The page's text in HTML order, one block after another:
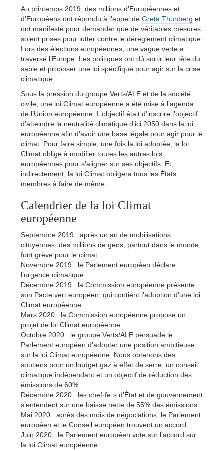
Au printemps 2019, des millions d’Européennes et
d’Européens ont répondu à l’appel de Greta Thunberg et
ont manifesté pour demander que de véritables mesures
soient prises pour lutter contre le dérèglement climatique.
Lors des élections européennes, une vague verte a
traversé l’Europe. Les politiques ont dû sortir leur tête du
sable et proposer une loi spécifique pour agir sur la crise
climatique.
Sous la pression du groupe Verts/ALE et de la société
civile, une loi Climat européenne a été mise à l’agenda
de l’Union européenne. L’objectif était d’inscrire l’objectif
d’atteindre la neutralité climatique d’ici 2050 dans la loi
européenne afin d’avoir une base légale pour agir pour le
climat. Pour faire simple, une fois la loi adoptée, la loi
Climat oblige à modifier toutes les autres lois
européennes pour s’aligner sur ses objectifs. Et,
indirectement, la loi Climat obligera tous les États
membres à faire de même.
Calendrier de la loi Climat
européenne
Septembre 2019 : après un an de mobilisations
citoyennes, des millions de gens, partout dans le monde,
font grève pour le climat
Novembre 2019 : le Parlement européen déclare
l’urgence climatique
Décembre 2019 : la Commission européenne présente
son Pacte vert européen, qui contient l’adoption d’une loi
Climat européenne
Mars 2020 : la Commission européenne propose un
projet de loi Climat européenne
Octobre 2020 : le groupe Verts/ALE persuade le
Parlement européen d’adopter une position ambitieuse
sur la loi Climat européenne. Nous obtenons des
soutiens pour un budget gaz à effet de serre, un conseil
climatique indépendant et un objectif de réduction des
émissions de 60%.
Décembre 2020 : les chef·fe·s d’État et de gouvernement
s’entendent sur une baisse nette de 55% des émissions
Mai 2020 : après des mois de négociations, le Parlement
européen et le Conseil européen trouvent un accord
Juin 2020 : le Parlement européen vote sur l’accord sur
la loi Climat européenne